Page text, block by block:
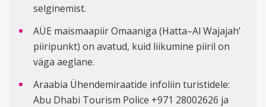
selginemist.
AÜE maismaapiir Omaaniga (Hatta–Al Wajajah’
piiripunkt) on avatud, kuid liikumine piiril on
väga aeglane.
Araabia Ühendemiraatide infoliin turistidele:
Abu Dhabi Tourism Police +971 28002626 ja